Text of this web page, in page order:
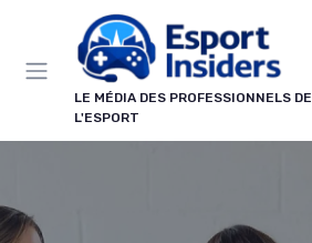
LE MÉDIA DES PROFESSIONNELS DE
L'ESPORT
Panneau de gestion des cookies